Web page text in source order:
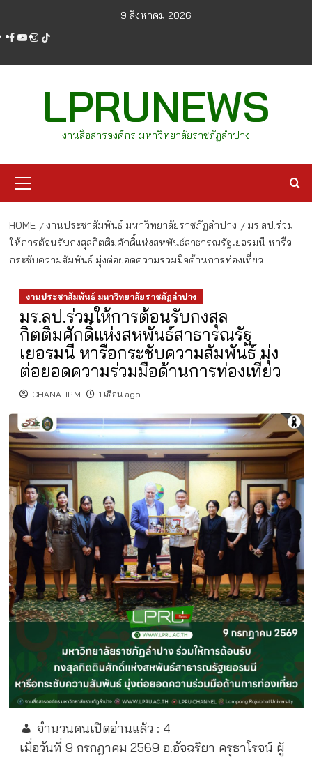
content
9 สิงหาคม 2026
facebook
youtube
instagram
tiktok
LPRUNEWS
งานสื่อสารองค์กร มหาวิทยาลัยราชภัฏลำปาง
Menu
HOME งานประชาสัมพันธ์ มหาวิทยาลัยราชภัฏลำปาง
มร.ลป.ร่วม
ให้การต้อนรับกงสุลกิตติมศักดิ์แห่งสหพันธ์สาธารณรัฐเยอรมนี หารือ
กระชับความสัมพันธ์ มุ่งต่อยอดความร่วมมือด้านการท่องเที่ยว
งานประชาสัมพันธ์ มหาวิทยาลัยราชภัฏลำปาง
มร.ลป.ร่วมให้การต้อนรับกงสุล
กิตติมศักดิ์แห่งสหพันธ์สาธารณรัฐ
เยอรมนี หารือกระชับความสัมพันธ์ มุ่ง
ต่อยอดความร่วมมือด้านการท่องเที่ยว
CHANATIP.M 1 เดือน ago
จำนวนคนเปิดอ่านแล้ว : 4
เมื่อวันที่ 9 กรกฎาคม 2569 อ.อัจฉริยา ครุธาโรจน์ ผู้